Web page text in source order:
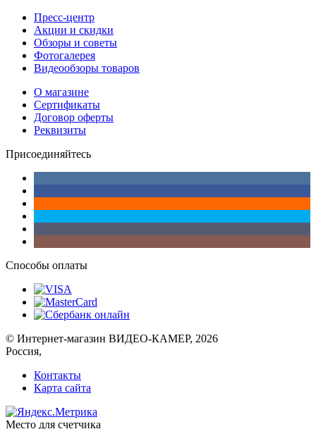
Пресс-центр
Акции и скидки
Обзоры и советы
Фотогалерея
Видеообзоры товаров
О магазине
Сертификаты
Договор оферты
Реквизиты
Присоединяйтесь
Способы оплаты
© Интернет-магазин ВИДЕО-КАМЕР, 2026
Россия,
Контакты
Карта сайта
Место для счетчика